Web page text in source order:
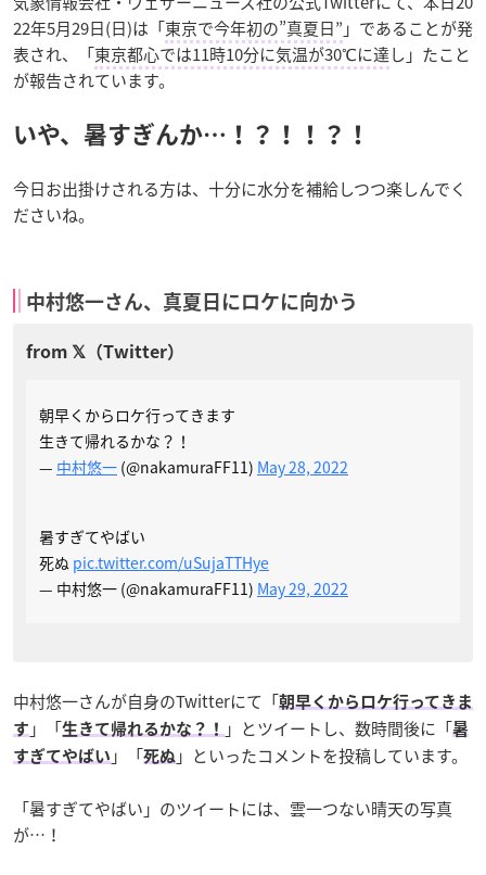
22年5月29日(日)は「東京で今年初の”真夏日” 」であることが発
表され、「東京都心では11時10分に気温が30℃に達し」たこと
が報告されています。
いや、暑すぎんか…！？！！？！
今日お出掛けされる方は、十分に水分を補給しつつ楽しんでく
ださいね。
中村悠一さん、真夏日にロケに向かう
朝早くからロケ行ってきます
生きて帰れるかな？！
— 中村悠一 (@nakamuraFF11) May 28, 2022
暑すぎてやばい
死ぬ pic.twitter.com/uSujaTTHye
— 中村悠一 (@nakamuraFF11) May 29, 2022
中村悠一さんが自身のTwitterにて「朝早くからロケ行ってきま
す 」「生きて帰れるかな？！ 」とツイートし、数時間後に「暑
すぎてやばい 」「死ぬ 」といったコメントを投稿しています。
「暑すぎてやばい」のツイートには、雲一つない晴天の写真
が…！